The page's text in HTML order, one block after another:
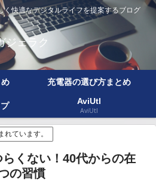
く快適なデジタルライフを提案するブログ
ジェラク
充電器の選び方まとめ
AviUtl
AviUtl
ています。
くない！40代からの在
の習慣